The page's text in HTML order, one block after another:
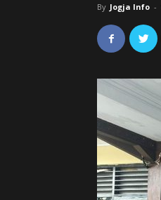
By Jogja Info -